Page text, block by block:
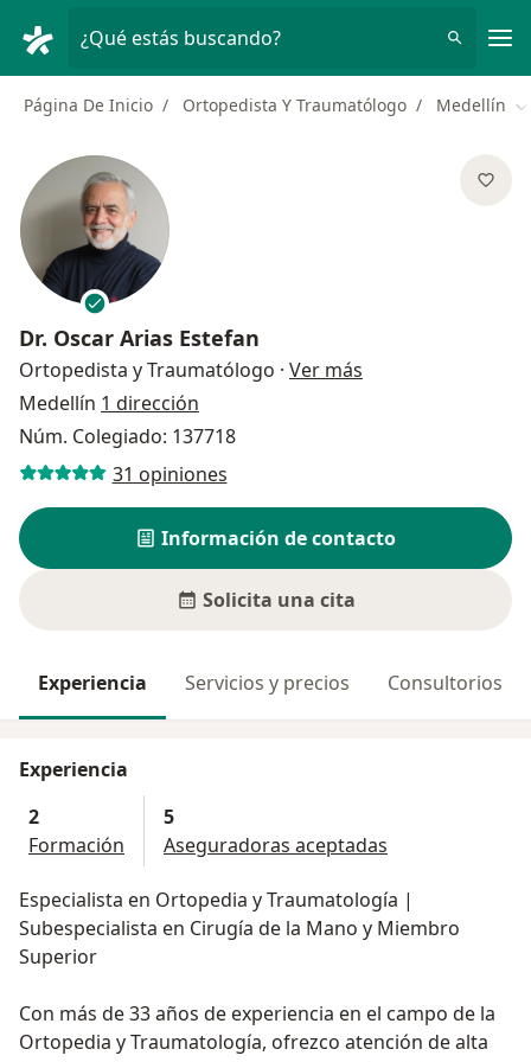
¿Qué estás buscando?
Página De Inicio Ortopedista Y Traumatólogo Medellín
Dr. Oscar Arias Estefan
Ortopedista y Traumatólogo · Ver más
Medellín 1 dirección
Núm. Colegiado: 137718
31 opiniones
Información de contacto
Solicita una cita
Experiencia Servicios y precios Consultorios
Experiencia
2
Formación
5
Aseguradoras aceptadas
Especialista en Ortopedia y Traumatología |
Subespecialista en Cirugía de la Mano y Miembro
Superior
Con más de 33 años de experiencia en el campo de la
Ortopedia y Traumatología, ofrezco atención de alta